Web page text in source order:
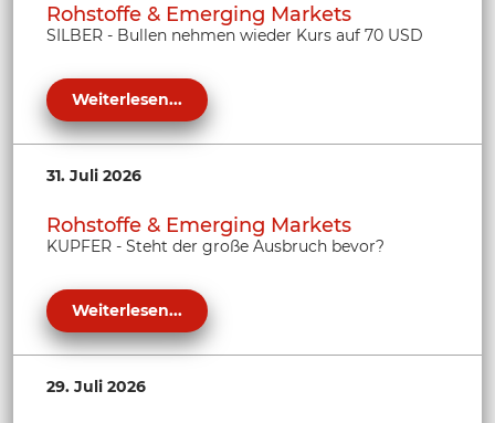
Rohstoffe & Emerging Markets
SILBER - Bullen nehmen wieder Kurs auf 70 USD
Weiterlesen...
31. Juli 2026
Rohstoffe & Emerging Markets
KUPFER - Steht der große Ausbruch bevor?
Weiterlesen...
29. Juli 2026